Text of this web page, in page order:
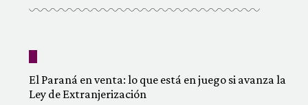
El Paraná en venta: lo que está en juego si avanza la
Ley de Extranjerización